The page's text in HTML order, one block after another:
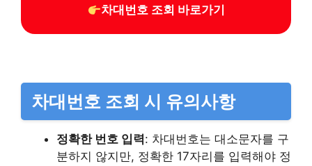
차대번호 조회 바로가기
차대번호 조회 시 유의사항
정확한 번호 입력: 차대번호는 대소문자를 구
분하지 않지만, 정확한 17자리를 입력해야 정